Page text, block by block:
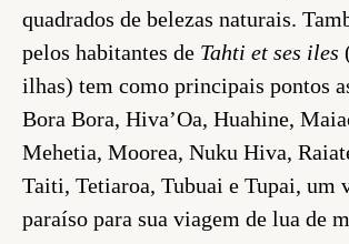
quadrados de belezas naturais.
pelos habitantes de Tahti et ses iles
ilhas) tem como principais pontos
Bora Bora, Hiva’Oa, Huahine,
Mehetia, Moorea, Nuku Hiva,
Taiti, Tetiaroa, Tubuai e Tupai, um
paraíso para sua viagem de lua de